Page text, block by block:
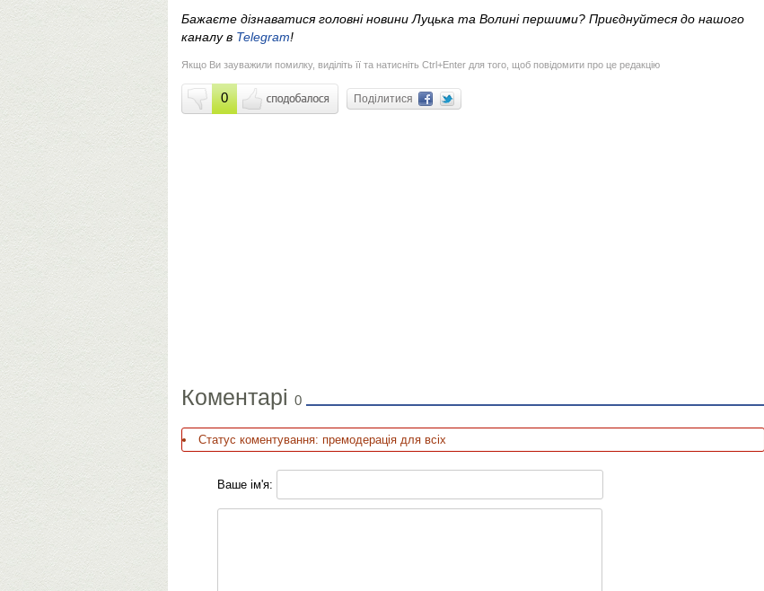
Бажаєте дізнаватися головні новини Луцька та Волині першими? Приєднуйтеся до нашого
каналу в Telegram!
Якщо Ви зауважили помилку, виділіть її та натисніть Ctrl+Enter для того, щоб повідомити про це редакцію
0 Поділитися
Коментарі 0
Статус коментування: премодерація для всіх
Ваше ім'я: